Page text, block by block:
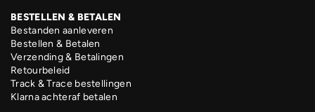
BESTELLEN & BETALEN
Bestanden aanleveren
Bestellen & Betalen
Verzending & Betalingen
Retourbeleid
Track & Trace bestellingen
Klarna achteraf betalen